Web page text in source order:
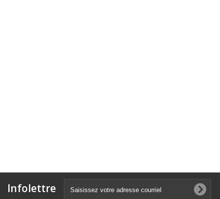
Infolettre